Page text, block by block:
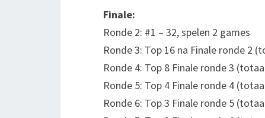
Finale:
Ronde 2: #1 – 32, spelen 2 games
Ronde 3: Top 16 na Finale ronde 2
Ronde 4: Top 8 Finale ronde 3
Ronde 5: Top 4 Finale ronde 4
Ronde 6: Top 3 Finale ronde 5